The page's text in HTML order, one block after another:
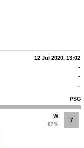
12 Jul 2020, 13:02
-
-
-
PSG
W
87%
7